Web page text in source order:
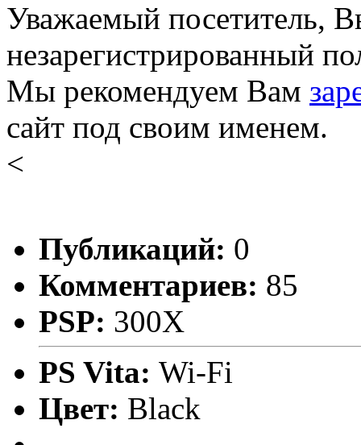
Уважаемый посетитель,
незарегистрированный
Мы рекомендуем Вам
сайт под своим именем.
<
Публикаций: 0
Комментариев: 85
PSP: 300X
PS Vita: Wi-Fi
Цвет: Black